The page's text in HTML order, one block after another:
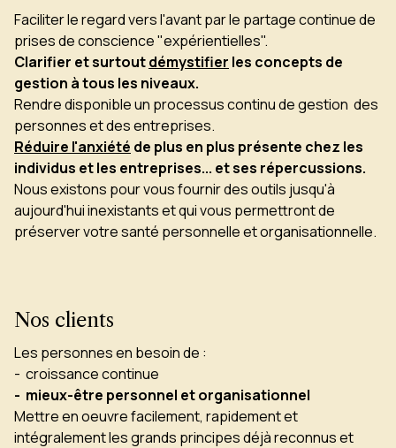
Faciliter le regard vers l'avant par le partage continue de
prises de conscience "expérientielles".
Clarifier et surtoutdémystifier les concepts de
gestion à tous les niveaux.
Rendre disponible un processus continu de gestion des
personnes et des entreprises.
Réduire l'anxiété de plus en plus présente chez les
individus et les entreprises... et ses répercussions.
Nous existons pour vous fournir des outils jusqu'à
aujourd'hui inexistants et qui vous permettront de
préserver votre santé personnelle et organisationnelle.
Nos clients
Les personnes en besoin de :
- croissance continue
- mieux-être personnel et organisationnel
Mettre en oeuvre facilement, rapidement et
intégralement les grands principes déjà reconnus et